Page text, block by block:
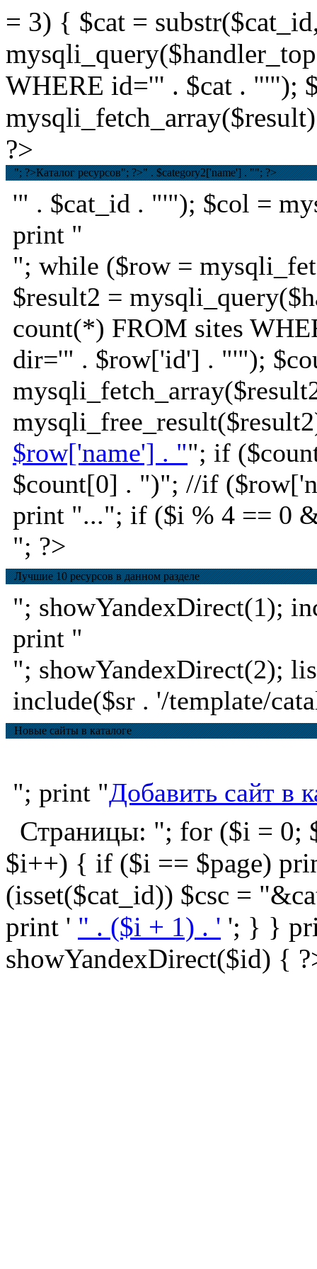
= 3) { $cat =
WHERE id='" . $cat . "'");
?>
"; ?>Каталог ресурсов"; ?>" . $category2['name'] . ""; ?>
'" . $cat_id . "'"); $col =
print "
"; while ($row =
$result2 =
count(*) FROM sites
dir='" . $row['id'] . "'");
$row['name'] . ""; if
$count[0] . ")"; //if
print "..."; if ($i % 4 == 0
"; ?>
Лучшие 10 ресурсов в данном разделе
"; showYandexDirect(1);
print "
"; showYandexDirect(2);
include($sr . '/template/
Новые сайты в каталоге
"; print "Добавить сайт в
Страницы: "; for ($i = 0;
$i++) { if ($i == $page)
(isset($cat_id)) $csc =
print ' " . ($i + 1) . ' '; } }
showYandexDirect($id) {